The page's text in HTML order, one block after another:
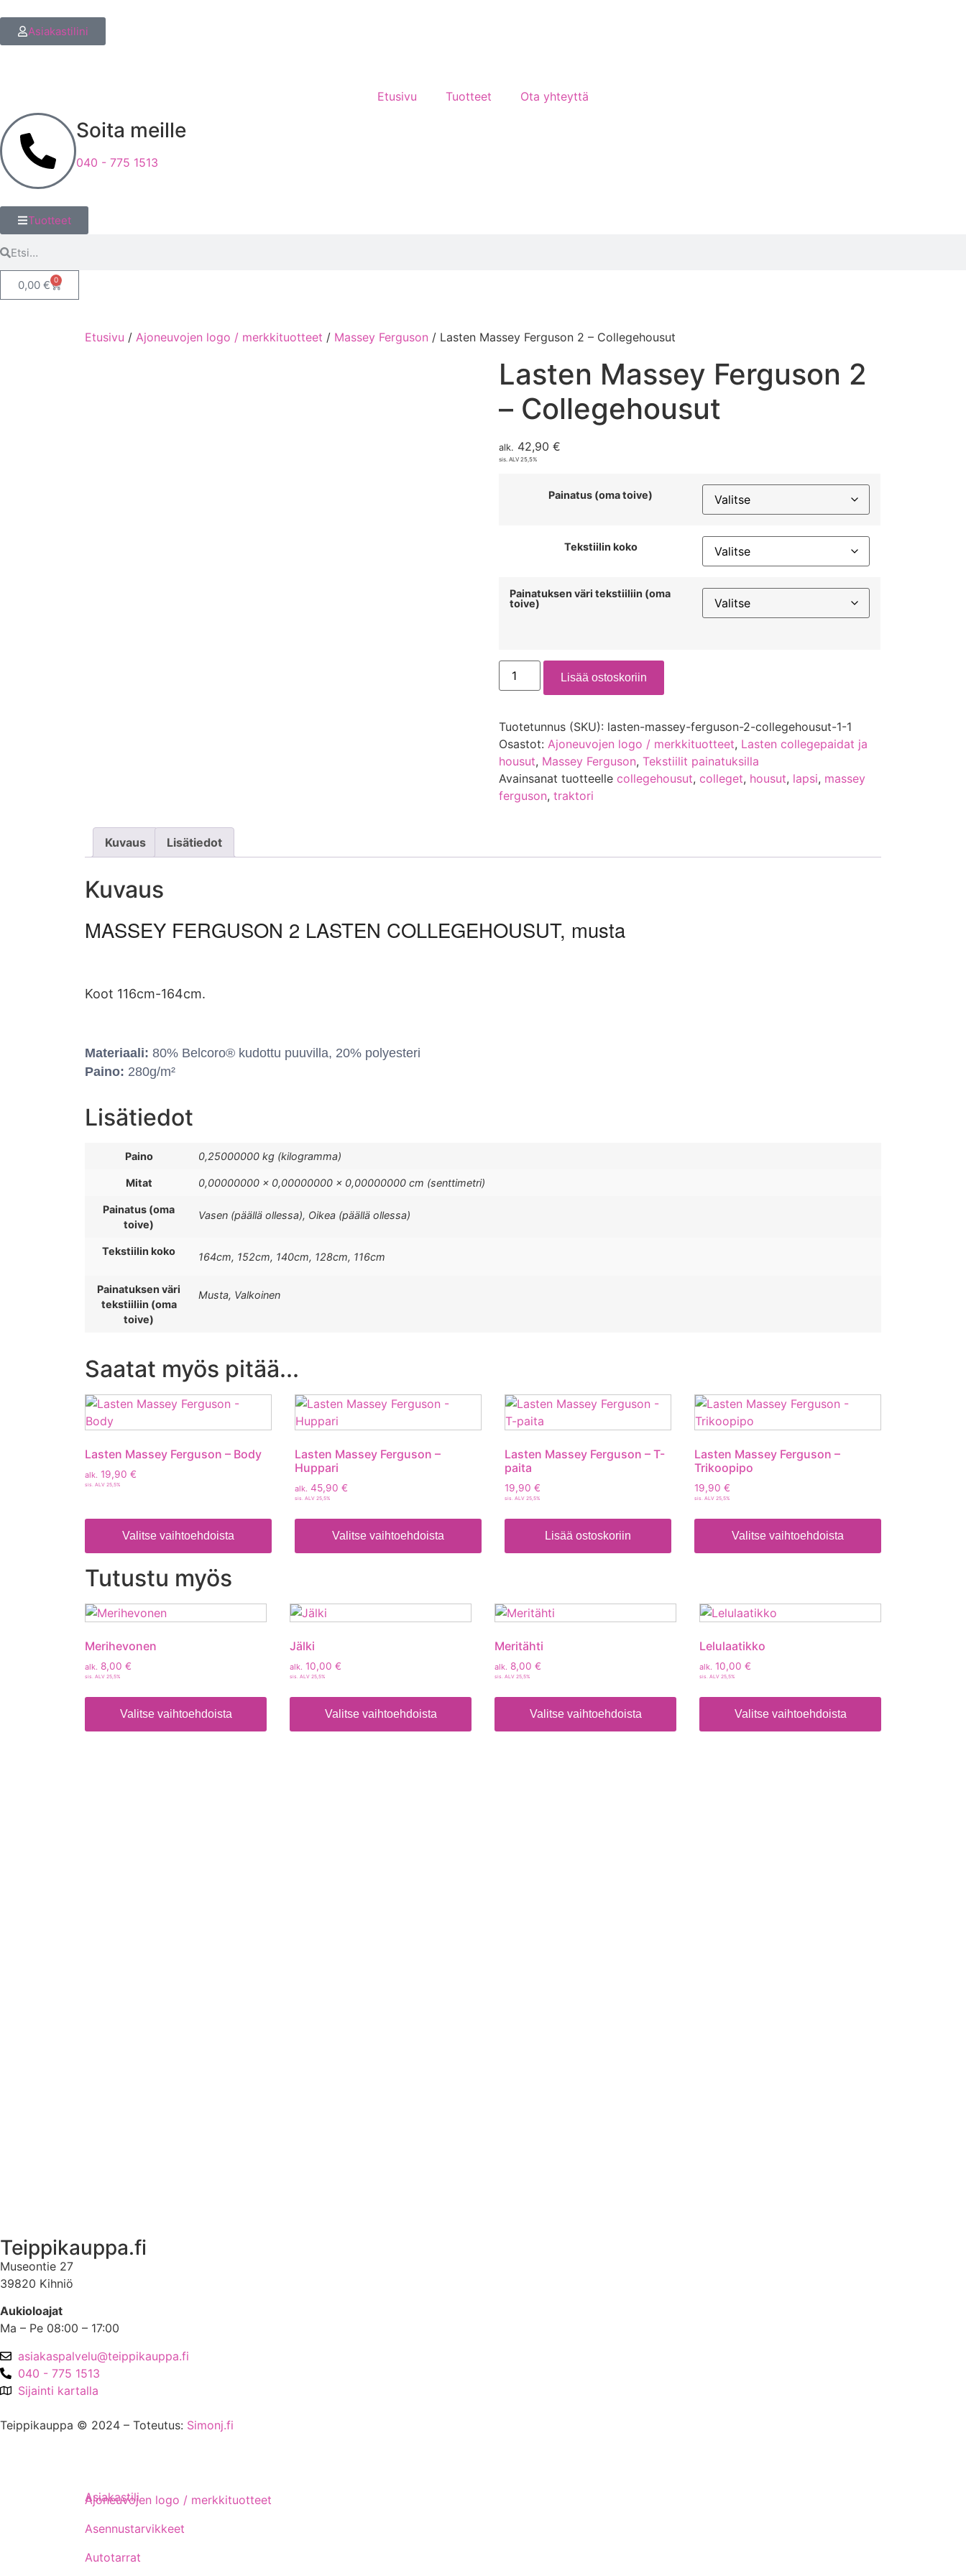
Asiakastilini
Etusivu Tuotteet Ota yhteyttä
Soita meille
040 - 775 1513
Tuotteet
0,00 € 0
Etusivu / Ajoneuvojen logo / merkkituotteet / Massey Ferguson / Lasten Massey Ferguson 2 – Collegehousut
Lasten Massey Ferguson 2
– Collegehousut
alk. 42,90€
sis. ALV 25,5%
Painatus (oma toive)
Tekstiilin koko
Painatuksen väri tekstiiliin (oma
toive)
Lisää ostoskoriin
Tuotetunnus (SKU): lasten-massey-ferguson-2-collegehousut-1-1
Osastot: Ajoneuvojen logo / merkkituotteet, Lasten collegepaidat ja
housut, Massey Ferguson,Tekstiilit painatuksilla
Avainsanat tuotteellecollegehousut,colleget, housut, lapsi, massey
ferguson,traktori
Kuvaus Lisätiedot
Kuvaus
MASSEY FERGUSON 2 LASTEN COLLEGEHOUSUT, musta
Koot 116cm-164cm.
Materiaali: 80% Belcoro® kudottu puuvilla, 20% polyesteri
Paino: 280g/m²
Lisätiedot
Paino 0,25000000 kg (kilogramma)
Mitat 0,00000000 × 0,00000000 × 0,00000000 cm (senttimetri)
Painatus (oma
toive)
Vasen (päällä ollessa), Oikea (päällä ollessa)
Tekstiilin koko 164cm, 152cm, 140cm, 128cm, 116cm
Painatuksen väri
tekstiiliin (oma
toive)
Musta, Valkoinen
Saatat myös pitää...
Lasten Massey Ferguson – Body
alk. 19,90 €
sis. ALV 25,5%
Valitse vaihtoehdoista
Lasten Massey Ferguson –
Huppari
alk. 45,90 €
sis. ALV 25,5%
Valitse vaihtoehdoista
Lasten Massey Ferguson – T-
paita
19,90 €
sis. ALV 25,5%
Lisää ostoskoriin
Lasten Massey Ferguson –
Trikoopipo
19,90€
sis. ALV 25,5%
Valitse vaihtoehdoista
Tutustu myös
Merihevonen
alk. 8,00 €
sis. ALV 25,5%
Valitse vaihtoehdoista
Jälki
alk. 10,00 €
sis. ALV 25,5%
Valitse vaihtoehdoista
Meritähti
alk. 8,00 €
sis. ALV 25,5%
Valitse vaihtoehdoista
Lelulaatikko
alk. 10,00 €
sis. ALV 25,5%
Valitse vaihtoehdoista
Teippikauppa.fi
Museontie 27
39820 Kihniö
Aukioloajat
Ma – Pe 08:00 – 17:00
asiakaspalvelu@teippikauppa.fi
040 - 775 1513
Sijainti kartalla
Teippikauppa © 2024 – Toteutus: Simonj.fi
Ajoneuvojen logo / merkkituotteet
Asennustarvikkeet
Autotarrat
Asiakastili